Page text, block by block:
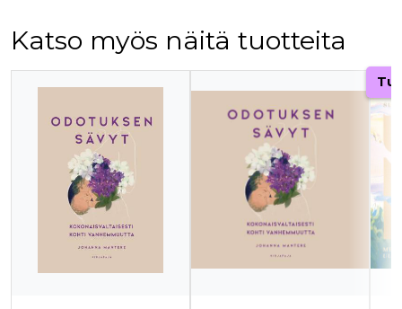
Katso myös näitä tuotteita
Tuoteluettelon alku